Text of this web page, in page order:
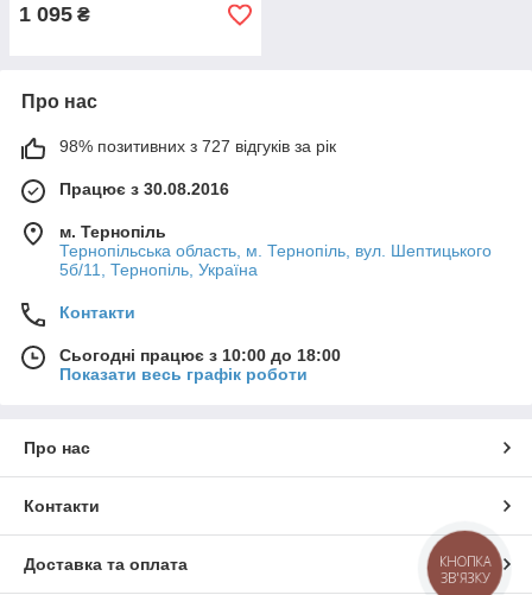
1 095 ₴
Про нас
98% позитивних з 727 відгуків за рік
Працює з 30.08.2016
м. Тернопіль
Тернопільська область, м. Тернопіль, вул. Шептицького
5б/11, Тернопіль, Україна
Контакти
Сьогодні працює з 10:00 до 18:00
Показати весь графік роботи
Про нас
Контакти
Доставка та оплата
КНОПКА
ЗВ'ЯЗКУ